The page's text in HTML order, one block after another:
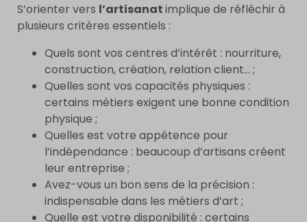
S’orienter vers l’artisanatimplique de réfléchir à
plusieurs critères essentiels :
Quels sont vos centres d’intérêt : nourriture,
construction, création, relation client… ;
Quelles sont vos capacités physiques :
certains métiers exigent une bonne condition
physique ;
Quelles est votre appétence pour
l’indépendance : beaucoup d’artisans créent
leur entreprise ;
Avez-vous un bon sens de la précision :
indispensable dans les métiers d’art ;
Quelle est votre disponibilité : certains